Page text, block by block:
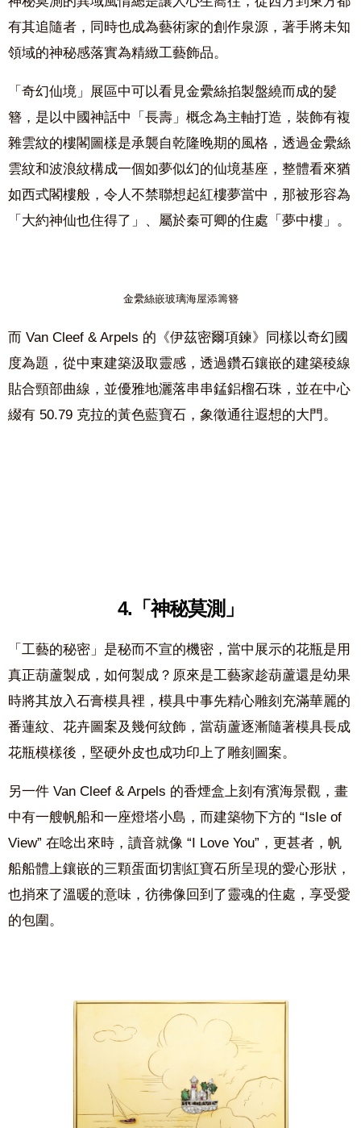
有其追隨者，同時也成為藝術家的創作泉源，著手將未知
領域的神秘感落實為精緻工藝飾品。
「奇幻仙境」展區中可以看見金纍絲掐製盤繞而成的髮
簪，是以中國神話中「長壽」概念為主軸打造，裝飾有複
雜雲紋的樓閣圖樣是承襲自乾隆晚期的風格，透過金纍絲
雲紋和波浪紋構成一個如夢似幻的仙境基座，整體看來猶
如西式閣樓般，令人不禁聯想起紅樓夢當中，那被形容為
「大約神仙也住得了」、屬於秦可卿的住處「夢中樓」。
金纍絲嵌玻璃海屋添籌簪
而 Van Cleef & Arpels 的《伊茲密爾項鍊》同樣以奇幻國
度為題，從中東建築汲取靈感，透過鑽石鑲嵌的建築稜線
貼合頸部曲線，並優雅地灑落串串錳鋁榴石珠，並在中心
綴有 50.79 克拉的黃色藍寶石，象徵通往遐想的大門。
4. 「神秘莫測」
「工藝的秘密」是秘而不宣的機密，當中展示的花瓶是用
真正葫蘆製成，如何製成？原來是工藝家趁葫蘆還是幼果
時將其放入石膏模具裡，模具中事先精心雕刻充滿華麗的
番蓮紋、花卉圖案及幾何紋飾，當葫蘆逐漸隨著模具長成
花瓶模樣後，堅硬外皮也成功印上了雕刻圖案。
另一件 Van Cleef & Arpels 的香煙盒上刻有濱海景觀，畫
中有一艘帆船和一座燈塔小島，而建築物下方的 “Isle of
View” 在唸出來時，讀音就像 “I Love You”，更甚者，帆
船船體上鑲嵌的三顆蛋面切割紅寶石所呈現的愛心形狀，
也捎來了溫暖的意味，彷彿像回到了靈魂的住處，享受愛
的包圍。